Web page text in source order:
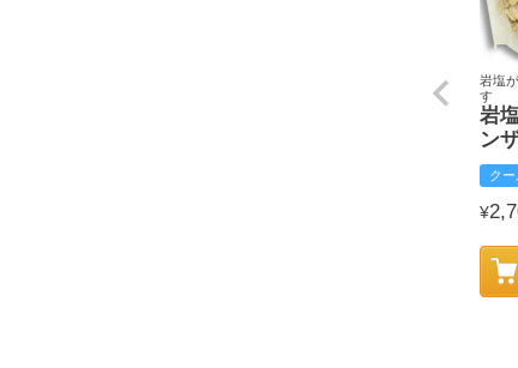
岩塩
す
岩
ン
ク
¥